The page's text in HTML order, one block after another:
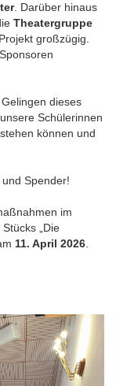
. Darüber hinaus
Theatergruppe
großzügig.
dieses
Schülerinnen
können und
Spender!
im
„Die
11. April 2026.